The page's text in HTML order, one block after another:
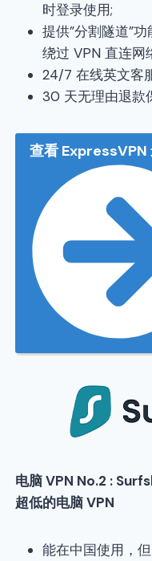
时登录使用;
提供”分割隧道”
绕过 VPN 直连网
24/7 在线英文客
30 天无理由退款
查看 ExpressVPN
电脑 VPN No.2 :
超低的电脑 VPN
能在中国使用，